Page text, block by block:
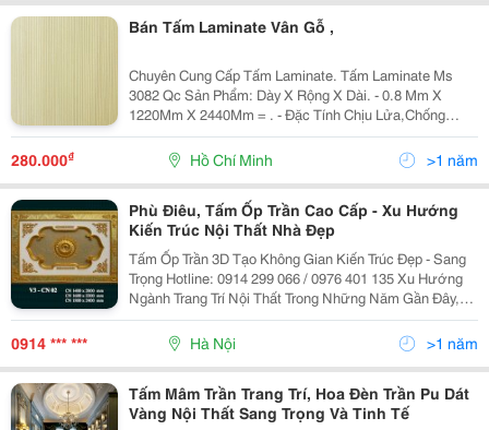
Bán Tấm Laminate Vân Gỗ ,
Chuyên Cung Cấp Tấm Laminate. Tấm Laminate Ms
3082 Qc Sản Phẩm: Dày X Rộng X Dài. - 0.8 Mm X
1220Mm X 2440Mm = . - Đặc Tính Chịu Lửa,Chống
Nước,Chống Xước,Chống Va Đập ,Chống Phai
Mầu,Chống Mối Mọt Và Tác Động Của Hóa Chất,Dễ Vệ
280.000₫ Hồ Chí Minh >1 năm
Phù Điêu, Tấm Ốp Trần Cao Cấp - Xu Hướng
Kiến Trúc Nội Thất Nhà Đẹp
Tấm Ốp Trần 3D Tạo Không Gian Kiến Trúc Đẹp - Sang
Trọng Hotline: 0914 299 066 / 0976 401 135 Xu Hướng
Ngành Trang Trí Nội Thất Trong Những Năm Gần Đây,
Trang Trí Trần Nhà Đôi Khi Lại Giúp Bạn Nghĩ Ra Nhiều Ý
Tưởng Sáng Tạo Trong Công Việc Của
0914 *** *** Hà Nội >1 năm
Tấm Mâm Trần Trang Trí, Hoa Đèn Trần Pu Dát
Vàng Nội Thất Sang Trọng Và Tinh Tế